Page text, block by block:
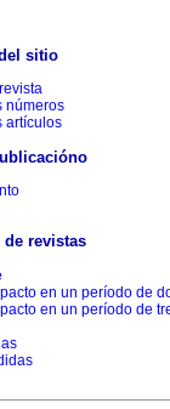
sitio
números
artículos
de revistas
en un período de
en un período de